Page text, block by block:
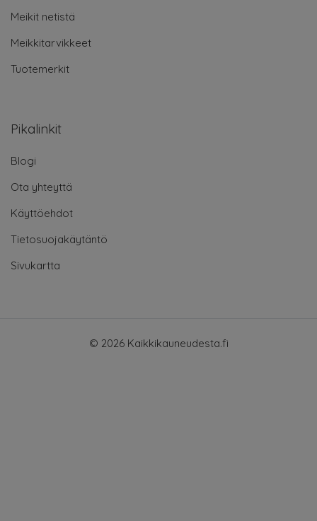
Meikit netistä
Meikkitarvikkeet
Tuotemerkit
Pikalinkit
Blogi
Ota yhteyttä
Käyttöehdot
Tietosuojakäytäntö
Sivukartta
© 2026 Kaikkikauneudesta.fi